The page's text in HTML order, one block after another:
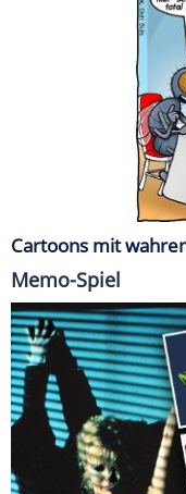
Cartoons mit
Memo-Spiel